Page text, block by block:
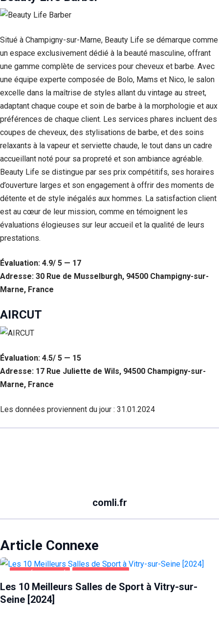
Situé à Champigny-sur-Marne, Beauty Life se démarque comme
un espace exclusivement dédié à la beauté masculine, offrant
une gamme complète de services pour cheveux et barbe. Avec
une équipe experte composée de Bolo, Mams et Nico, le salon
excelle dans la maîtrise de styles allant du vintage au street,
adaptant chaque coupe et soin de barbe à la morphologie et aux
préférences de chaque client. Les services phares incluent des
coupes de cheveux, des stylisations de barbe, et des soins
relaxants à la vapeur et serviette chaude, le tout dans un cadre
accueillant noté pour sa propreté et son ambiance agréable.
Beauty Life se distingue par ses prix compétitifs, ses horaires
d’ouverture larges et son engagement à offrir des moments de
détente et de style inégalés aux hommes. La satisfaction client
est au cœur de leur mission, comme en témoignent les
évaluations élogieuses sur leur accueil et la qualité de leurs
prestations.
Évaluation: 4.9/ 5 — 17
Adresse: 30 Rue de Musselburgh, 94500 Champigny-sur-
Marne, France
AIRCUT
Évaluation: 4.5/ 5 — 15
Adresse: 17 Rue Juliette de Wils, 94500 Champigny-sur-
Marne, France
Les données proviennent du jour : 31.01.2024
comli.fr
Article Connexe
SANTÉ ET BEAUTÉ VITRY-SUR-SEINE
Les 10 Meilleurs Salles de Sport à Vitry-sur-
Seine [2024]
refusez ces
certaines
fonctionnalités
disparaîtront
du site Web.
Marketing
En partageant
votre intérêt et
votre
comportement
lorsque vous
site, vous
augmentez les
voir du
contenu et des
personnalisés.